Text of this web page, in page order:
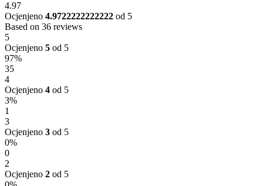
4.97
Ocjenjeno 4.9722222222222 od 5
Based on 36 reviews
5
Ocjenjeno 5 od 5
97%
35
4
Ocjenjeno 4 od 5
3%
1
3
Ocjenjeno 3 od 5
0%
0
2
Ocjenjeno 2 od 5